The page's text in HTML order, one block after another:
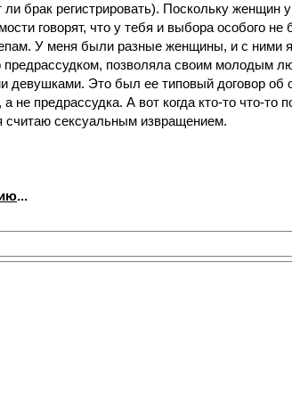
брак регистрировать). Поскольку
говорят, что у тебя и выбора особого
У меня были разные женщины, и с ними
предрассудком, позволяла своим молодым
девушками. Это был ее типовый договор
не предрассудка. А вот когда кто-то что-то
сексуальным извращением.
...